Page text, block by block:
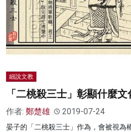
細說文教
「二桃殺三士」彰顯什麼文
作者: 鄭楚雄 2019-07-24
晏子的「二桃殺三士」作為，會被視為